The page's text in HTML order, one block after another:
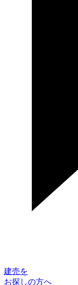
建売を
お探しの方へ